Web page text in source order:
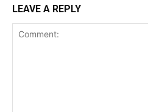
LEAVE A REPLY